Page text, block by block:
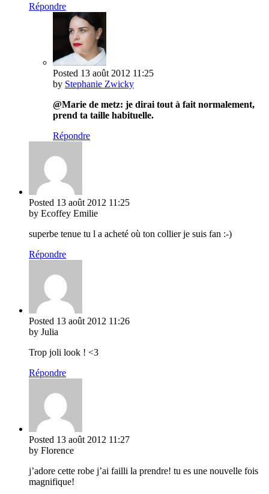
Répondre
Posted 13 août 2012 11:25
by Stephanie Zwicky
@Marie de metz: je dirai tout à fait normalement,
prend ta taille habituelle.
Répondre
Posted 13 août 2012 11:25
by Ecoffey Emilie
superbe tenue tu l a acheté où ton collier je suis fan :-)
Répondre
Posted 13 août 2012 11:26
by Julia
Trop joli look ! <3
Répondre
Posted 13 août 2012 11:27
by Florence
j’adore cette robe j’ai failli la prendre! tu es une nouvelle fois
magnifique!